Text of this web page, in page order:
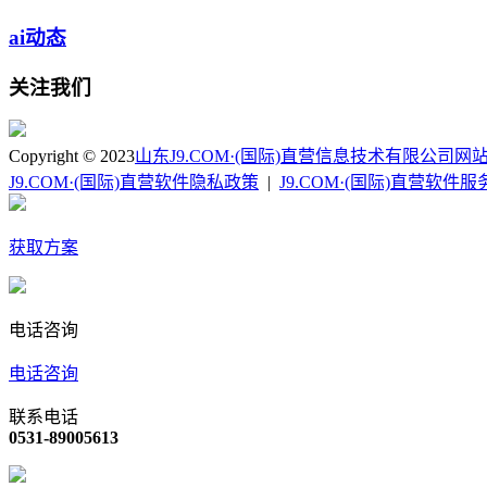
ai动态
关注我们
Copyright © 2023山东J9.COM·(国际)直营信息技术有限公司 网
J9.COM·(国际)直营软件隐私政策
J9.COM·(国际)直营软件服
获取方案
电话咨询
电话咨询
联系电话
0531-89005613